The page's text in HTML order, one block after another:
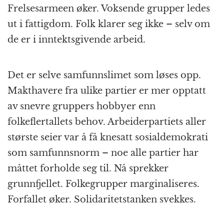
Frelsesarmeen øker. Voksende grupper ledes
ut i fattigdom. Folk klarer seg ikke – selv om
de er i inntektsgivende arbeid.
Det er selve samfunnslimet som løses opp.
Makthavere fra ulike partier er mer opptatt
av snevre gruppers hobbyer enn
folkeflertallets behov. Arbeiderpartiets aller
største seier var å få knesatt sosialdemokrati
som samfunnsnorm – noe alle partier har
måttet forholde seg til. Nå sprekker
grunnfjellet. Folkegrupper marginaliseres.
Forfallet øker. Solidaritetstanken svekkes.